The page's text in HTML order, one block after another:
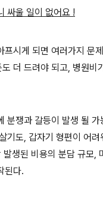
싸울 일이 없어요 !
프시게 되면 여러가지 문
더 드려야 되고, 병원비
분쟁과 갈등이 발생 될 가
기도, 갑자기 형편이 어려
생된 비용의 분담 규모,
된다.